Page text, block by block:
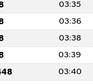
03:35
03:36
03:38
03:39
03:40